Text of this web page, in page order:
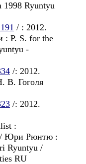
1998 Ryuntyu
/ : 2012.
P. S. for the
-
/: 2012.
В. Гоголя
/: 2012.
:
/ Юри Рюнтю :
Ryuntyu /
RU